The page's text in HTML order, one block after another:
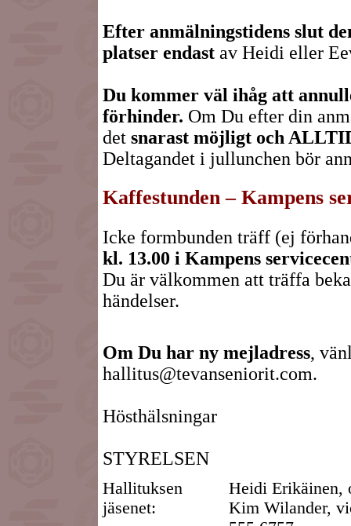
Efter anmälningstidens slut
platser endast av Heidi eller
Du kommer väl ihåg att
förhinder. Om Du efter din
det snarast möjligt och
Deltagandet i jullunchen bör
Kaffestunden – Kampens
Icke formbunden träff (ej
kl. 13.00 i Kampens
Du är välkommen att träffa
händelser.
Om Du har ny mejladress,
hallitus@tevanseniorit.com.
Hösthälsningar
STYRELSEN
Hallituksen
jäsenet:
Heidi Erikäinen,
Kim Wilander,